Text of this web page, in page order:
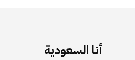
أنا السعودية